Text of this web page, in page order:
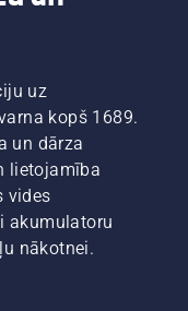
uz
kopš 1689.
un dārza
lietojamība
vides
akumulatoru
nākotnei.